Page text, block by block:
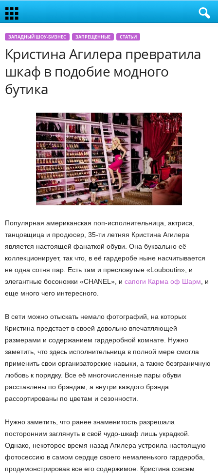
ЗАПАДНЫЙ ШОУ-БИЗНЕС ЗАПРЕЩЕННЫЕ СТАТЬИ
Кристина Агилера превратила
шкаф в подобие модного
бутика
Популярная американская поп-исполнительница, актриса,
танцовщица и продюсер, 35-ти летняя Кристина Агилера
является настоящей фанаткой обуви. Она буквально её
коллекционирует, так что, в её гардеробе ныне насчитывается
не одна сотня пар. Есть там и пресловутые «Louboutin», и
элегантные босоножки «CHANEL», и сапоги Карма оф Шарм , и
еще много чего интересного.
В сети можно отыскать немало фотографий, на которых
Кристина предстает в своей довольно впечатляющей
размерами и содержанием гардеробной комнате. Нужно
заметить, что здесь исполнительница в полной мере смогла
применить свои организаторские навыки, а также безграничную
любовь к порядку. Все её многочисленные пары обуви
расставлены по брэндам, а внутри каждого брэнда
рассортированы по цветам и сезонности.
Нужно заметить, что ранее знаменитость разрешала
посторонним заглянуть в свой чудо-шкаф лишь украдкой.
Однако, некоторое время назад Агилера устроила настоящую
фотосессию в самом сердце своего немаленького гардероба,
продемонстрировав все его содержимое. Кристина совсем